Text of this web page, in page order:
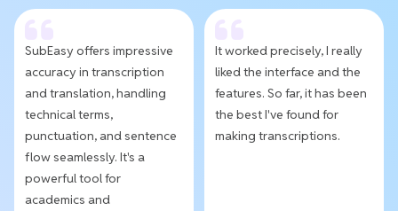
SubEasy offers impressive
accuracy in transcription
and translation, handling
technical terms,
punctuation, and sentence
flow seamlessly. It's a
powerful tool for
academics and
It worked precisely, I really
liked the interface and the
features. So far, it has been
the best I've found for
making transcriptions.